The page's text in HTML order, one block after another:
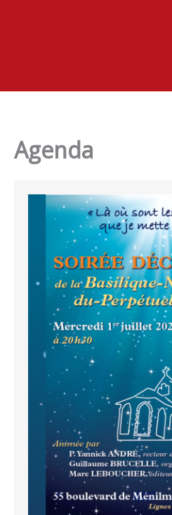
Agenda